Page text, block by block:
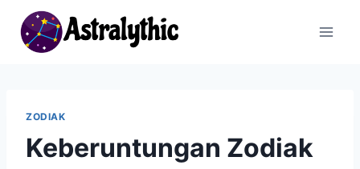
content
ZODIAK
Keberuntungan Zodiak